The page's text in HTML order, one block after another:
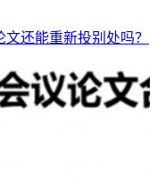
还能重新投别处吗？